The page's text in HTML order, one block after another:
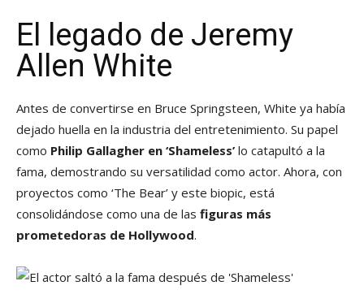
El legado de Jeremy
Allen White
Antes de convertirse en Bruce Springsteen, White ya había
dejado huella en la industria del entretenimiento. Su papel
como Philip Gallagher en ‘Shameless’ lo catapultó a la
fama, demostrando su versatilidad como actor. Ahora, con
proyectos como ‘The Bear’ y este biopic, está
consolidándose como una de las figuras más
prometedoras de Hollywood.